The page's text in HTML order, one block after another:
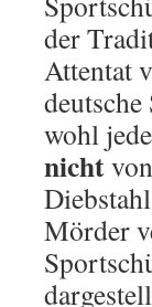
der
Attentat
wohl
nicht
Mörder